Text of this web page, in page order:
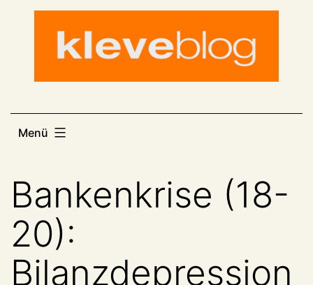
Menü
Bankenkrise (18-
20):
Bilanzdepression